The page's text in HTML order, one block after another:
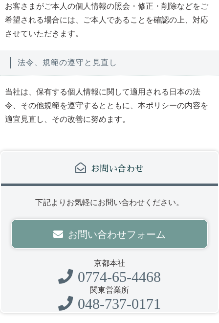
お客さまがご本人の個人情報の照会・修正・削除などをご
希望される場合には、ご本人であることを確認の上、対応
させていただきます。
法令、規範の遵守と見直し
当社は、保有する個人情報に関して適用される日本の法
令、その他規範を遵守するとともに、本ポリシーの内容を
適宜見直し、その改善に努めます。
お問い合わせ
下記よりお気軽にお問い合わせください。
お問い合わせフォーム
京都本社
0774-65-4468
関東営業所
048-737-0171